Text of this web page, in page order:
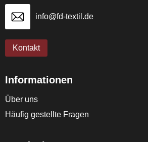
info@fd-textil.de
Kontakt
Informationen
Über uns
Häufig gestellte Fragen